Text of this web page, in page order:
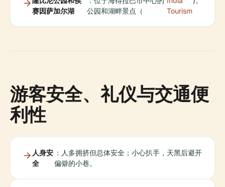
赛因萨加尔湖
公园和湖畔景点（
Tourism
游客安全、礼仪与交通便
利性
人身安
全
：人多拥挤但总体安全；小心扒手，天黑后避开
偏僻的小巷。